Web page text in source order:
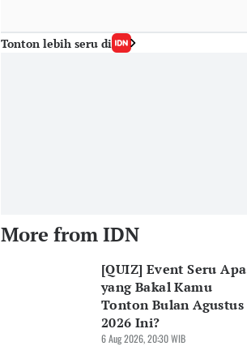
Tonton lebih seru di
More from IDN
[QUIZ] Event Seru Apa
yang Bakal Kamu
Tonton Bulan Agustus
2026 Ini?
6 Aug 2026, 20:30 WIB